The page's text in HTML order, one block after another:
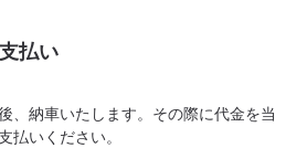
払い
、納車いたします。その際に代金を当
払いください。